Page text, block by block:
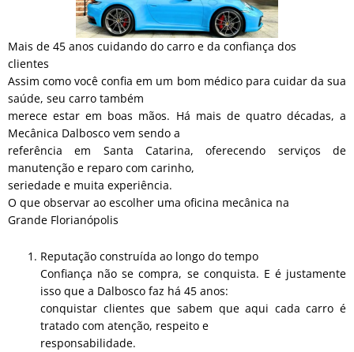
Mais de 45 anos cuidando do carro e da confiança dos
clientes
Assim como você confia em um bom médico para cuidar da sua
saúde, seu carro também
merece estar em boas mãos. Há mais de quatro décadas, a
Mecânica Dalbosco vem sendo a
referência em Santa Catarina, oferecendo serviços de
manutenção e reparo com carinho,
seriedade e muita experiência.
O que observar ao escolher uma oficina mecânica na
Grande Florianópolis
Reputação construída ao longo do tempo
Confiança não se compra, se conquista. E é justamente
isso que a Dalbosco faz há 45 anos:
conquistar clientes que sabem que aqui cada carro é
tratado com atenção, respeito e
responsabilidade.